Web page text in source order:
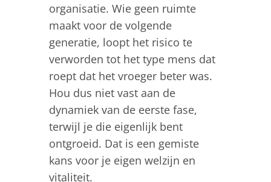
organisatie. Wie geen ruimte
maakt voor de volgende
generatie, loopt het risico te
verworden tot het type mens dat
roept dat het vroeger beter was.
Hou dus niet vast aan de
dynamiek van de eerste fase,
terwijl je die eigenlijk bent
ontgroeid. Dat is een gemiste
kans voor je eigen welzijn en
vitaliteit.